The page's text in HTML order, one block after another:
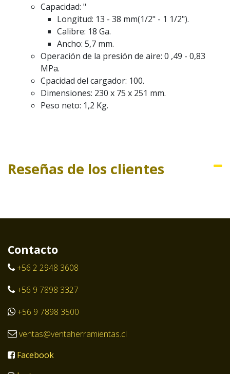
Capacidad: "
Longitud: 13 - 38 mm(1/2" - 1 1/2").
Calibre: 18 Ga.
Ancho: 5,7 mm.
Operación de la presión de aire: 0 ,49 - 0,83
MPa.
Cpacidad del cargador: 100.
Dimensiones: 230 x 75 x 251 mm.
Peso neto: 1,2 Kg.
Reseñas de los clientes
Contacto
+56 2 2948 3608
+56 9 7898 3327
+56 9 7898 3500
ventas@ventaherramientas.cl
Facebook